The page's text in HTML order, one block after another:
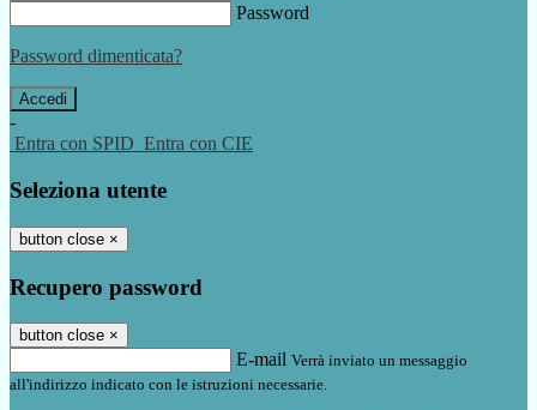
Password
Password dimenticata?
-
Entra con SPID Entra con CIE
Seleziona utente
button close ×
Recupero password
button close ×
E-mail Verrà inviato un messaggio
all'indirizzo indicato con le istruzioni necessarie.